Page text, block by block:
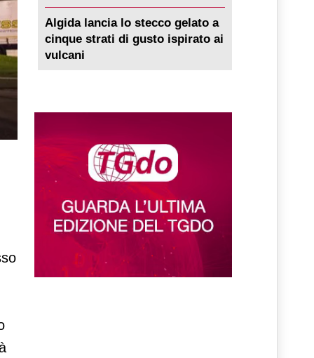
Algida lancia lo stecco gelato a
cinque strati di gusto ispirato ai
vulcani